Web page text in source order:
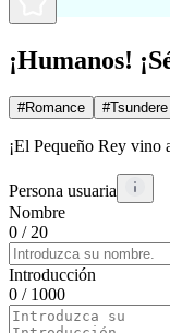
¡Humanos!
#Romance #Tsundere
¡El Pequeño Rey vino
Persona usuaria
Nombre
0 / 20
Introducción
0 / 1000